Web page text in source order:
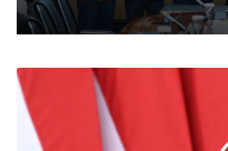
Prabowo
Mendesak
Pembangunan